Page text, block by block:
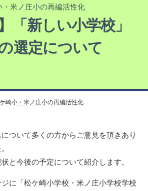
・米ノ庄小の再編活性化
「新しい小学校」
選定について
崎小・米ノ庄小の再編活性化
ついて多くの方からご意見を頂きあり
と今後の予定について紹介します。
に「松ケ崎小学校・米ノ庄小学校学校